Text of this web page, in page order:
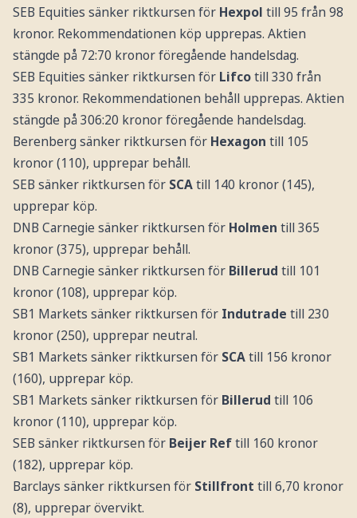
SEB Equities sänker riktkursen för Hexpol till 95 från 98
kronor. Rekommendationen köp upprepas. Aktien
stängde på 72:70 kronor föregående handelsdag.
SEB Equities sänker riktkursen för Lifcotill 330 från
335 kronor. Rekommendationen behåll upprepas. Aktien
stängde på 306:20 kronor föregående handelsdag.
Berenberg sänker riktkursen för Hexagon till 105
kronor (110), upprepar behåll.
SEB sänker riktkursen för SCAtill 140 kronor (145),
upprepar köp.
DNB Carnegie sänker riktkursen för Holmen till 365
kronor (375), upprepar behåll.
DNB Carnegie sänker riktkursen för Billerud till 101
kronor (108), upprepar köp.
SB1 Markets sänker riktkursen för Indutrade till 230
kronor (250), upprepar neutral.
SB1 Markets sänker riktkursen för SCAtill 156 kronor
(160), upprepar köp.
SB1 Markets sänker riktkursen för Billerud till 106
kronor (110), upprepar köp.
SEB sänker riktkursen för Beijer Reftill 160 kronor
(182), upprepar köp.
Barclays sänker riktkursen för Stillfront till 6,70 kronor
(8), upprepar övervikt.